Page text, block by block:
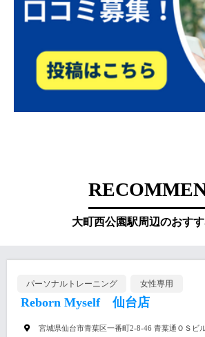
大町西公園駅周辺のおす
パーソナルトレーニング 女性専用
Reborn Myself 仙台店
宮城県仙台市青葉区一番町2-8-46 青葉通ＯＳビ